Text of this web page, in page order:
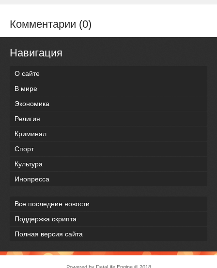
Комментарии (0)
Навигация
О сайте
В мире
Экономика
Религия
Криминал
Спорт
Культура
Инопресса
Все последние новости
Поддержка скрипта
Полная версия сайта
Powered by DataLife Engine© 2018